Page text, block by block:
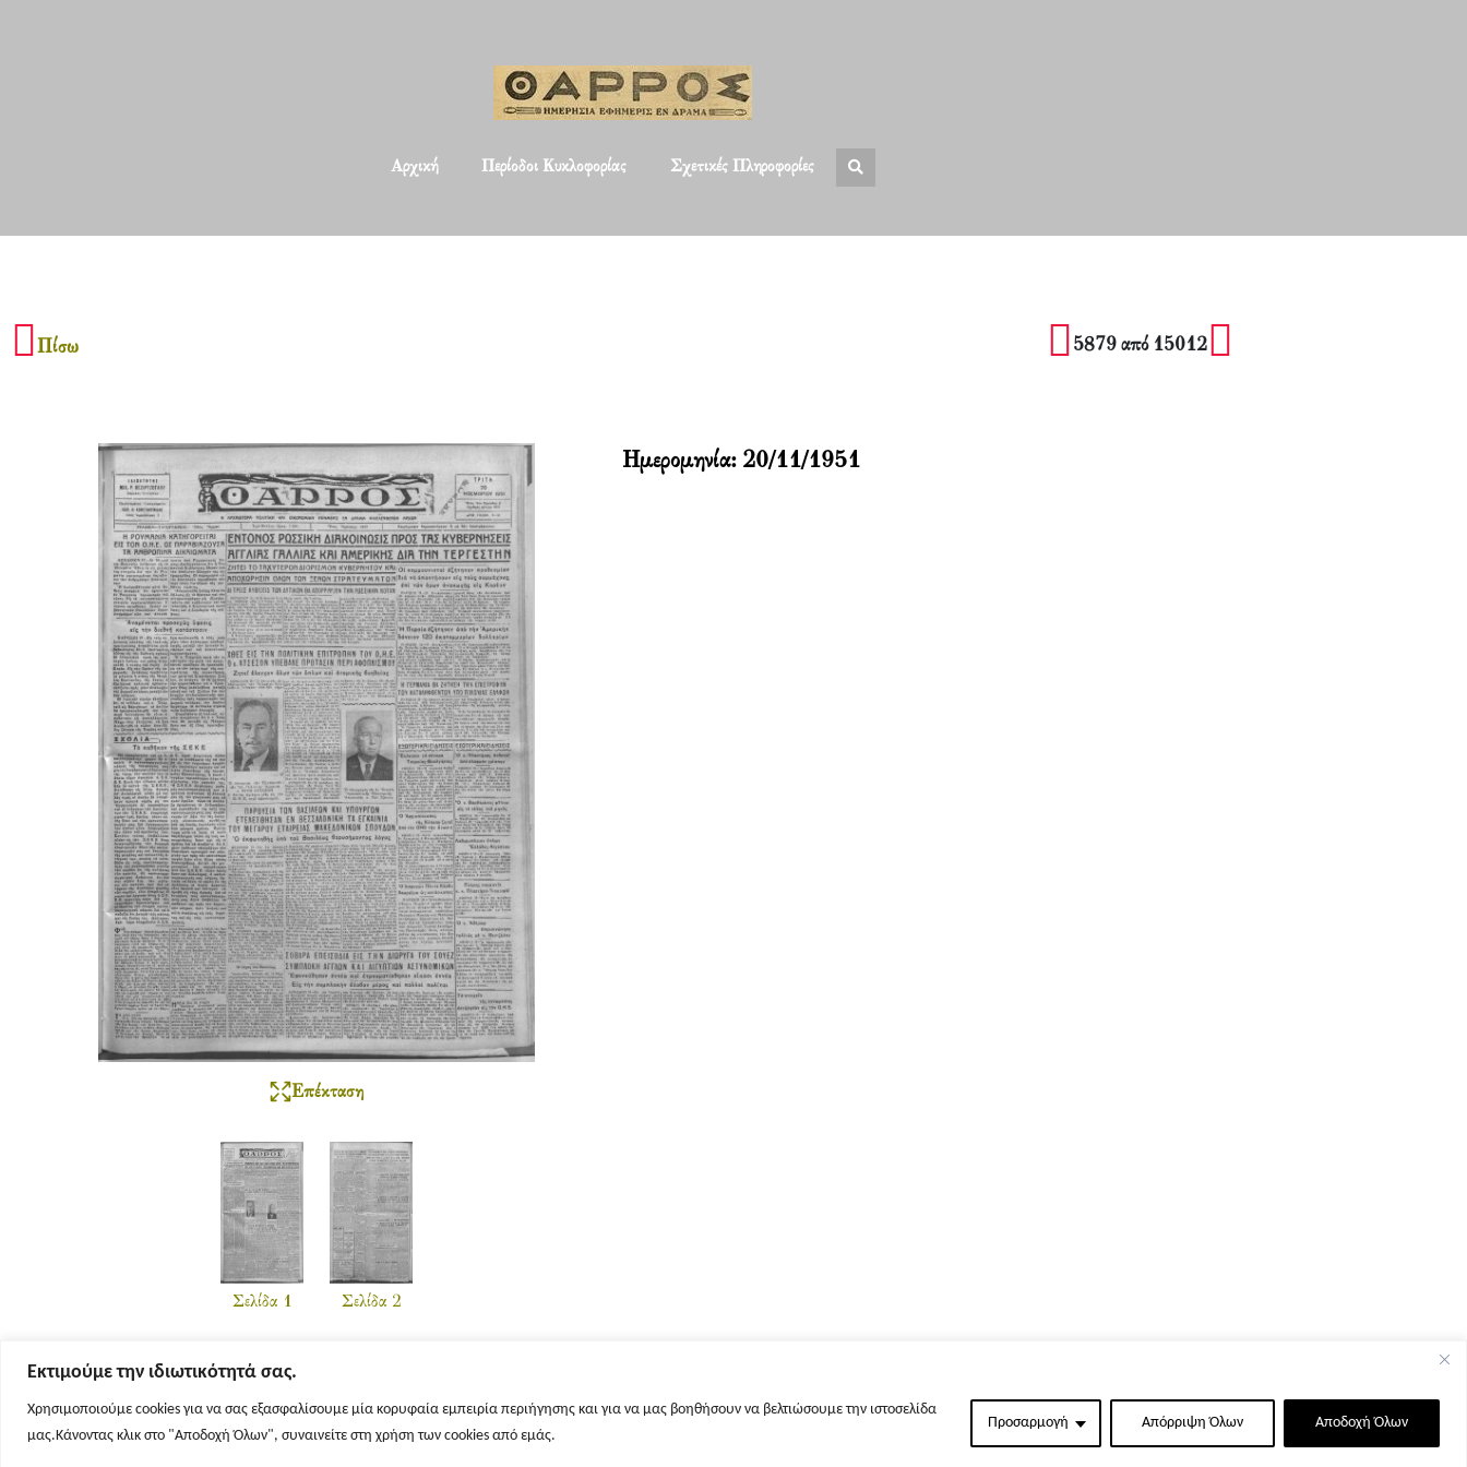
Εκτιμούμε την ιδιωτικότητά σας.
Χρησιμοποιούμε cookies για να σας εξασφαλίσουμε μία κορυφαία εμπειρία περιήγησης και για να μας βοηθήσουν να βελτιώσουμε την ιστοσελίδα
μας.Κάνοντας κλικ στο "Αποδοχή Όλων", συναινείτε στη χρήση των cookies από εμάς.
Προσαρμογή Απόρριψη Όλων Αποδοχή Όλων
Αρχική Περίοδοι Κυκλοφορίας Σχετικές Πληροφορίες
Πίσω 5879 από 15012
Επέκταση
Σελίδα 1 Σελίδα 2
Ημερομηνία: 20/11/1951